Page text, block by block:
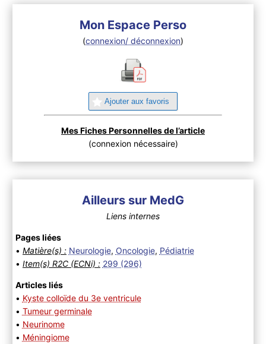
Mon Espace Perso
(connexion/ déconnexion)
Ajouter aux favoris
Mes Fiches Personnelles de l’article
(connexion nécessaire)
Ailleurs sur MedG
Liens internes
Pages liées
• Matière(s) : Neurologie, Oncologie, Pédiatrie
• Item(s) R2C (ECNi) : 299 (296)
Articles liés
• Kyste colloïde du 3e ventricule
• Tumeur germinale
• Neurinome
• Méningiome